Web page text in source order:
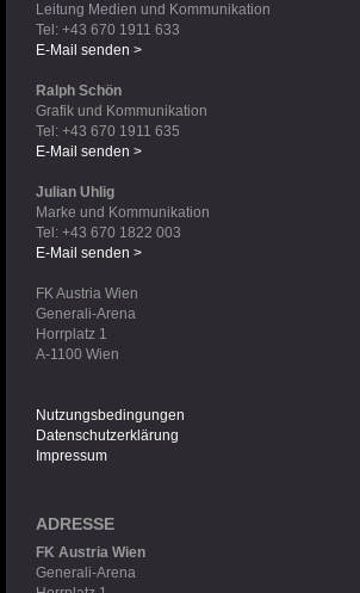
Leitung Medien und Kommunikation
Tel: +43 670 1911 633
E-Mail senden >
Ralph Schön
Grafik und Kommunikation
Tel: +43 670 1911 635
E-Mail senden >
Julian Uhlig
Marke und Kommunikation
Tel: +43 670 1822 003
E-Mail senden >
FK Austria Wien
Generali-Arena
Horrplatz 1
A-1100 Wien
Nutzungsbedingungen
Datenschutzerklärung
Impressum
ADRESSE
FK Austria Wien
Generali-Arena